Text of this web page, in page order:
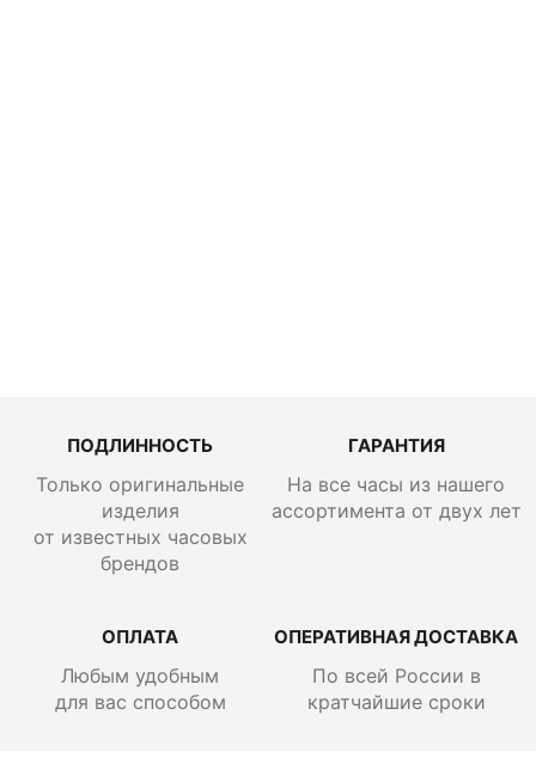
ПОДЛИННОСТЬ
Только оригинальные
изделия
от известных часовых
брендов
ГАРАНТИЯ
На все часы из нашего
ассортимента от двух лет
ОПЛАТА
Любым удобным
для вас способом
ОПЕРАТИВНАЯ ДОСТАВКА
По всей России в
кратчайшие сроки